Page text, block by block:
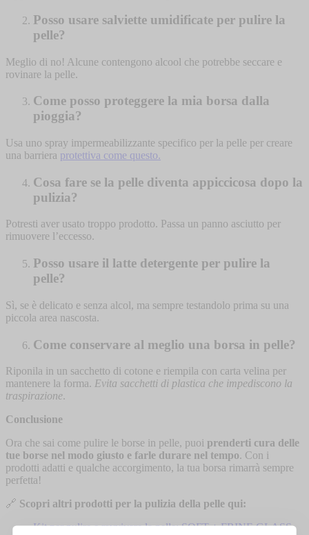
Posso usare salviette umidificate per pulire la
pelle?
Meglio di no! Alcune contengono alcool che potrebbe seccare e
rovinare la pelle.
Come posso proteggere la mia borsa dalla
pioggia?
Usa uno spray impermeabilizzante specifico per la pelle per creare
una barriera protettiva come questo.
Cosa fare se la pelle diventa appiccicosa dopo la
pulizia?
Potresti aver usato troppo prodotto. Passa un panno asciutto per
rimuovere l’eccesso.
Posso usare il latte detergente per pulire la
pelle?
Sì, se è delicato e senza alcol, ma sempre testandolo prima su una
piccola area nascosta.
Come conservare al meglio una borsa in pelle?
Riponila in un sacchetto di cotone e riempila con carta velina per
mantenere la forma. Evita sacchetti di plastica che impediscono la
traspirazione.
Conclusione
Ora che sai come pulire le borse in pelle, puoi prenderti cura delle
tue borse nel modo giusto e farle durare nel tempo. Con i
prodotti adatti e qualche accorgimento, la tua borsa rimarrà sempre
perfetta!
🔗 Scopri altri prodotti per la pulizia della pelle qui:
Kit per pulire e ravvivare la pelle: SOFT + FRINE GLASS